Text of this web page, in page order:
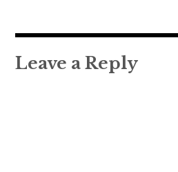
Leave a Reply